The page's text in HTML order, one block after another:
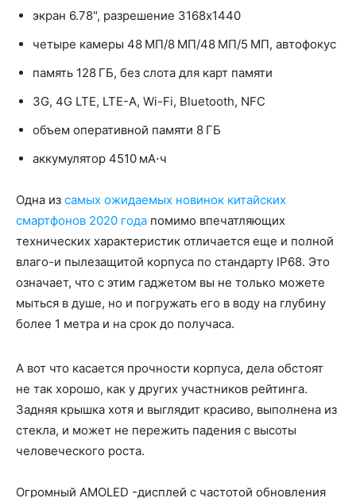
экран 6.78", разрешение 3168x1440
четыре камеры 48 МП/8 МП/48 МП/5 МП, автофокус
память 128 ГБ, без слота для карт памяти
3G, 4G LTE, LTE-A, Wi-Fi, Bluetooth, NFC
объем оперативной памяти 8 ГБ
аккумулятор 4510 мА⋅ч
Одна из самых ожидаемых новинок китайских
смартфонов 2020 года помимо впечатляющих
технических характеристик отличается еще и полной
влаго-и пылезащитой корпуса по стандарту IP68. Это
означает, что с этим гаджетом вы не только можете
мыться в душе, но и погружать его в воду на глубину
более 1 метра и на срок до получаса.
А вот что касается прочности корпуса, дела обстоят
не так хорошо, как у других участников рейтинга.
Задняя крышка хотя и выглядит красиво, выполнена из
стекла, и может не пережить падения с высоты
человеческого роста.
Огромный AMOLED -дисплей с частотой обновления